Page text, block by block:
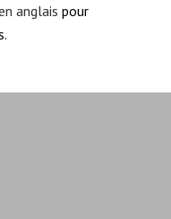
anglais pour